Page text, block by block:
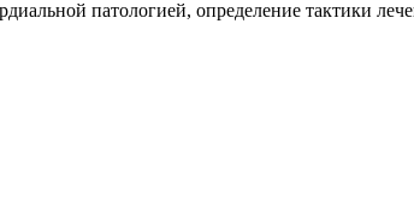
патологией, определение тактики